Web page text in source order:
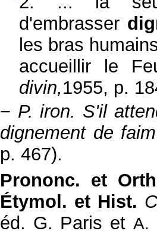
d'embrasser
les bras
accueillir le
divin,1955, p.
− P. iron. S'il
dignement de faim
p. 467).
Prononc. et
Étymol. et Hist.
éd. G. Paris et A.